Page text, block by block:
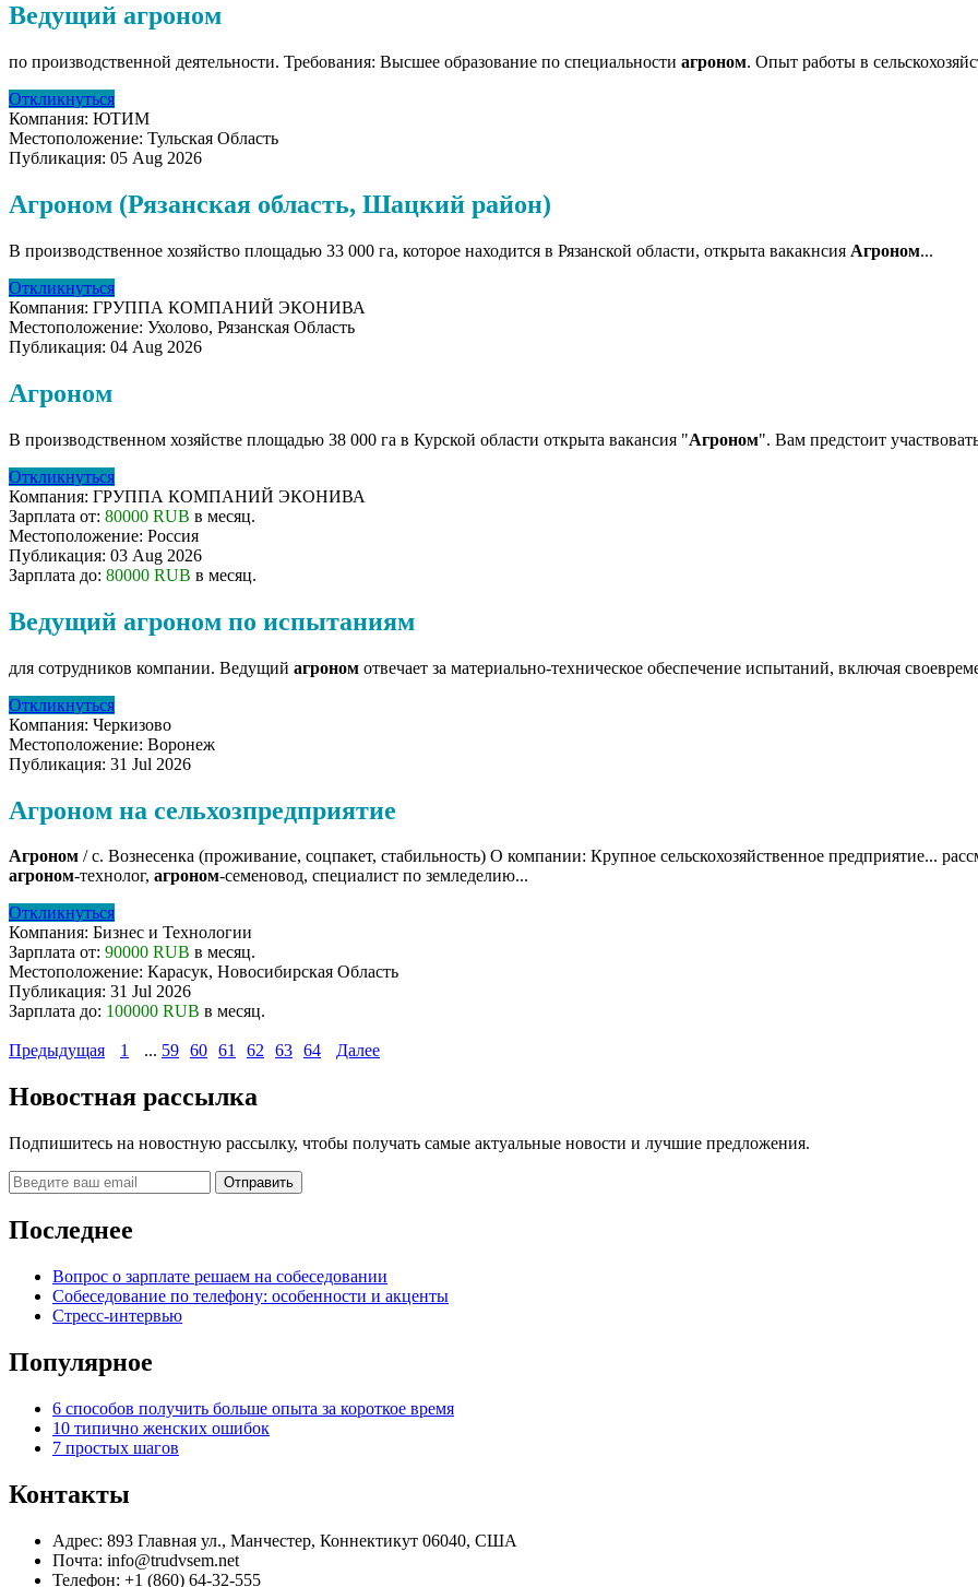
Ведущий агроном
по производственной деятельности. Требования: Высшее образование по специальности агроном. Опыт работы в
Откликнуться
Компания: ЮТИМ
Местоположение: Тульская Область
Публикация: 05 Aug 2026
Агроном (Рязанская область, Шацкий район)
В производственное хозяйство площадью 33 000 га, которое находится в Рязанской области, открыта вакакнсия Агроном...
Откликнуться
Компания: ГРУППА КОМПАНИЙ ЭКОНИВА
Местоположение: Ухолово, Рязанская Область
Публикация: 04 Aug 2026
Агроном
В производственном хозяйстве площадью 38 000 га в Курской области открыта вакансия "Агроном". Вам предстоит
Откликнуться
Компания: ГРУППА КОМПАНИЙ ЭКОНИВА
Зарплата от: 80000 RUB в месяц.
Местоположение: Россия
Публикация: 03 Aug 2026
Зарплата до: 80000 RUB в месяц.
Ведущий агроном по испытаниям
для сотрудников компании. Ведущий агроном отвечает за материально-техническое обеспечение испытаний, включая
Откликнуться
Компания: Черкизово
Местоположение: Воронеж
Публикация: 31 Jul 2026
Агроном на сельхозпредприятие
Агроном / с. Вознесенка (проживание, соцпакет, стабильность) О компании: Крупное сельскохозяйственное предприятие...
агроном-технолог, агроном-семеновод, специалист по земледелию...
Откликнуться
Компания: Бизнес и Технологии
Зарплата от: 90000 RUB в месяц.
Местоположение: Карасук, Новосибирская Область
Публикация: 31 Jul 2026
Зарплата до: 100000 RUB в месяц.
Предыдущая 1 ... 59 60 61 62 63 64 Далее
Новостная рассылка
Подпишитесь на новостную рассылку, чтобы получать самые актуальные новости и лучшие предложения.
Последнее
Вопрос о зарплате решаем на собеседовании
Собеседование по телефону: особенности и акценты
Стресс-интервью
Популярное
6 способов получить больше опыта за короткое время
10 типично женских ошибок
7 простых шагов
Контакты
Адрес: 893 Главная ул., Манчестер, Коннектикут 06040, США
Почта: info@trudvsem.net
Телефон: +1 (860) 64-32-555